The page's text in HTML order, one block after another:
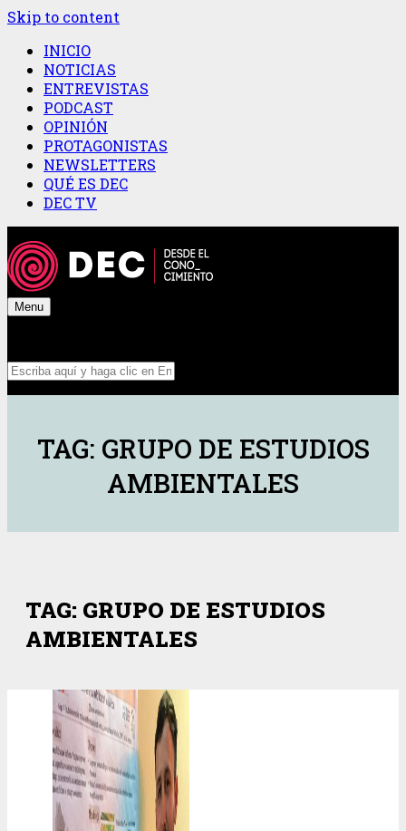
Skip to content
INICIO
NOTICIAS
ENTREVISTAS
PODCAST
OPINIÓN
PROTAGONISTAS
NEWSLETTERS
QUÉ ES DEC
DEC TV
Menu
TAG: GRUPO DE ESTUDIOS
AMBIENTALES
TAG: GRUPO DE ESTUDIOS
AMBIENTALES